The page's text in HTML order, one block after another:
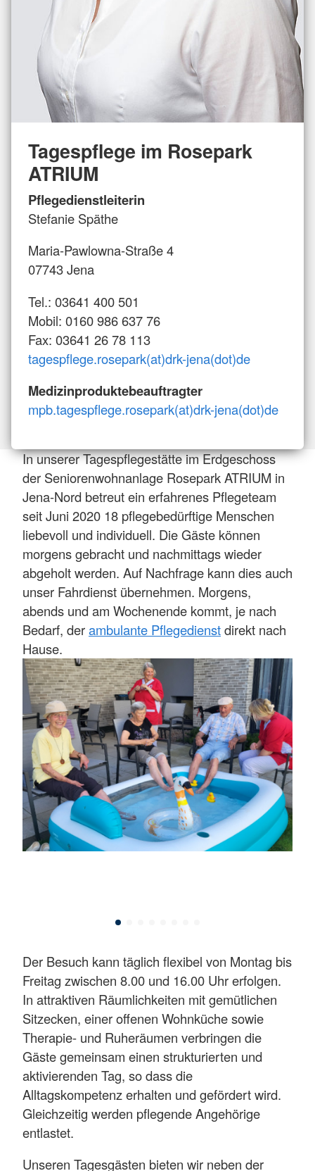
Tagespflege im Rosepark
ATRIUM
Pflegedienstleiterin
Stefanie Späthe
Maria-Pawlowna-Straße 4
07743 Jena
Tel.: 03641 400 501
Mobil: 0160 986 637 76
Fax: 03641 26 78 113
tagespflege.rosepark(at)drk-jena(dot)de
Medizinproduktebeauftragter
mpb.tagespflege.rosepark(at)drk-jena(dot)de
In unserer Tagespflegestätte im Erdgeschoss
der Seniorenwohnanlage Rosepark ATRIUM in
Jena-Nord betreut ein erfahrenes Pflegeteam
seit Juni 2020 18 pflegebedürftige Menschen
liebevoll und individuell. Die Gäste können
morgens gebracht und nachmittags wieder
abgeholt werden. Auf Nachfrage kann dies auch
unser Fahrdienst übernehmen. Morgens,
abends und am Wochenende kommt, je nach
Bedarf, derambulante Pflegedienstdirekt nach
Hause.
Der Besuch kann täglich flexibel von Montag bis
Freitag zwischen 8.00 und 16.00 Uhr erfolgen.
In attraktiven Räumlichkeiten mit gemütlichen
Sitzecken, einer offenen Wohnküche sowie
Therapie- und Ruheräumen verbringen die
Gäste gemeinsam einen strukturierten und
aktivierenden Tag, so dass die
Alltagskompetenz erhalten und gefördert wird.
Gleichzeitig werden pflegende Angehörige
entlastet.
Unseren Tagesgästen bieten wir neben der